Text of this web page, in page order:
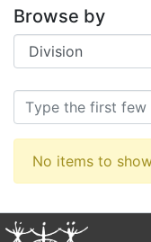
Browse by
Browsing
No items to